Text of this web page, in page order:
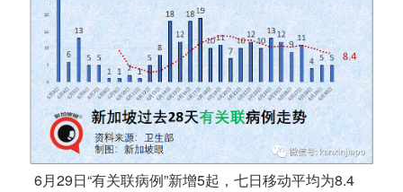
6月29日“有关联病例”新增5起，七日移动平均为8.4